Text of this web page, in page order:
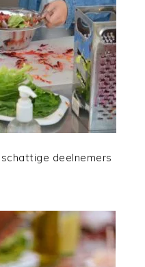
deelnemers